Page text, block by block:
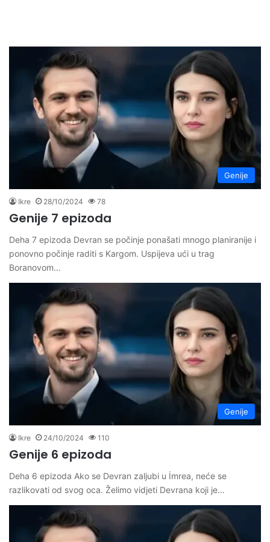
Genije
Ikre 28/10/2024 78
Genije 7 epizoda
Deha 7 epizoda Devran se počinje ponašati mnogo planiranije i
ponovno počinje raditi s Kargom. Uspijeva ući u trag
Boranovom…
Genije
Ikre 24/10/2024 110
Genije 6 epizoda
Deha 6 epizoda Ako se Devran zaljubi u İmrea, neće se
razlikovati od svog oca. Želimo vidjeti Devrana koji je…